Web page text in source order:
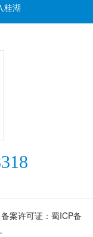
桂湖
案许可证： 蜀ICP备